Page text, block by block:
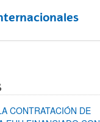
CONTRATACIÓN DE